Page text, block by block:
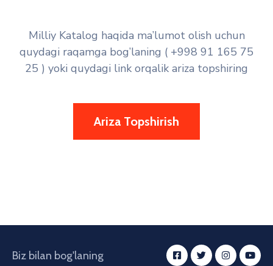
Milliy Katalog haqida ma’lumot olish uchun
quydagi raqamga bog’laning ( +998 91 165 75
25 ) yoki quydagi link orqalik ariza topshiring
Ariza Topshirish
Biz bilan bog'laning